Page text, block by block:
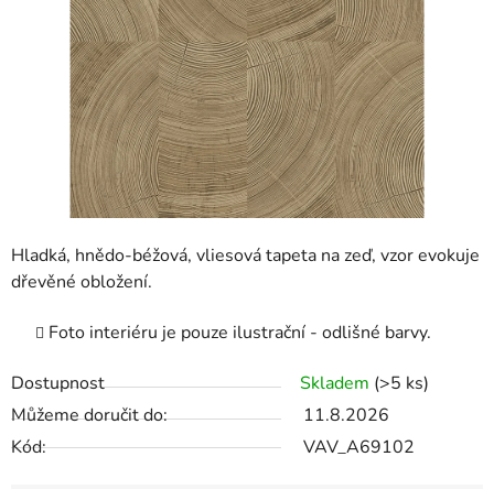
Hladká, hnědo-béžová, vliesová tapeta na zeď, vzor evokuje
dřevěné obložení.
Foto interiéru je pouze ilustrační - odlišné barvy.
Dostupnost Skladem (>5 ks)
Můžeme doručit do:
11.8.2026
Kód:
VAV_A69102